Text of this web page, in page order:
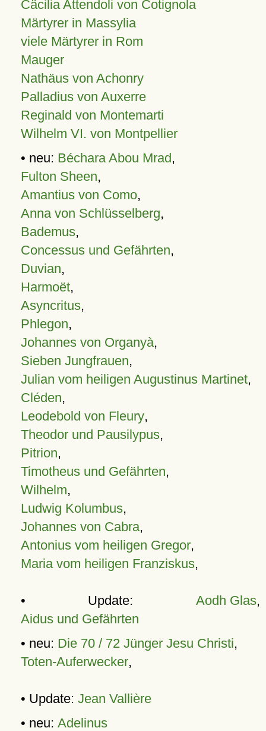
Cäcilia Attendoli von Cotignola
Märtyrer in Massylia
viele Märtyrer in Rom
Mauger
Nathäus von Achonry
Palladius von Auxerre
Reginald von Montemarti
Wilhelm VI. von Montpellier
• neu: Béchara Abou Mrad,
Fulton Sheen,
Amantius von Como,
Anna von Schlüsselberg,
Bademus,
Concessus und Gefährten,
Duvian,
Harmoët,
Asyncritus,
Phlegon,
Johannes von Organyà,
Sieben Jungfrauen,
Julian vom heiligen Augustinus Martinet,
Cléden,
Leodebold von Fleury,
Theodor und Pausilypus,
Pitrion,
Timotheus und Gefährten,
Wilhelm,
Ludwig Kolumbus,
Johannes von Cabra,
Antonius vom heiligen Gregor,
Maria vom heiligen Franziskus,
• Update: Aodh Glas,
Aidus und Gefährten
• neu: Die 70 / 72 Jünger Jesu Christi,
Toten-Auferwecker,
• Update: Jean Vallière
• neu: Adelinus